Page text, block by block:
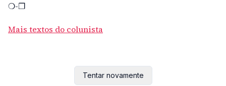
❍-❐
Mais textos do colunista
Tentar novamente